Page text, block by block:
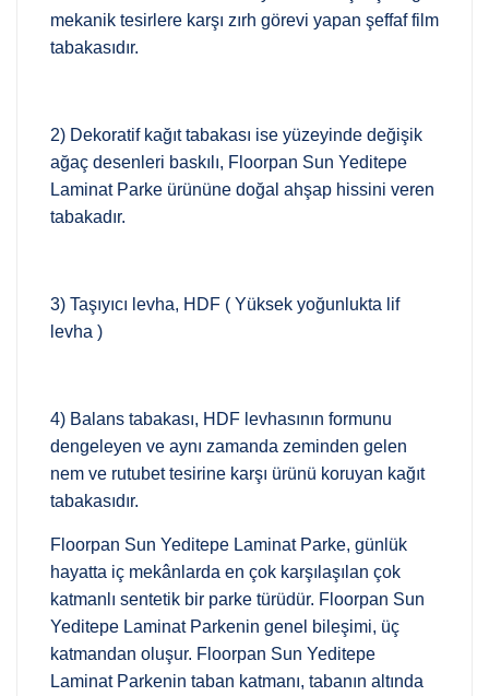
mekanik tesirlere karşı zırh görevi yapan şeffaf film
tabakasıdır.
2) Dekoratif kağıt tabakası ise yüzeyinde değişik
ağaç desenleri baskılı, Floorpan Sun Yeditepe
Laminat Parke ürününe doğal ahşap hissini veren
tabakadır.
3) Taşıyıcı levha, HDF ( Yüksek yoğunlukta lif
levha )
4) Balans tabakası, HDF levhasının formunu
dengeleyen ve aynı zamanda zeminden gelen
nem ve rutubet tesirine karşı ürünü koruyan kağıt
tabakasıdır.
Floorpan Sun Yeditepe Laminat Parke, günlük
hayatta iç mekânlarda en çok karşılaşılan çok
katmanlı sentetik bir parke türüdür. Floorpan Sun
Yeditepe Laminat Parkenin genel bileşimi, üç
katmandan oluşur. Floorpan Sun Yeditepe
Laminat Parkenin taban katmanı, tabanın altında